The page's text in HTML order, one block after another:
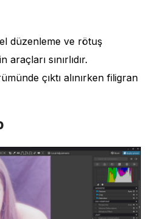
düzenleme ve rötuş
sınırlıdır.
çıktı alınırken filigran